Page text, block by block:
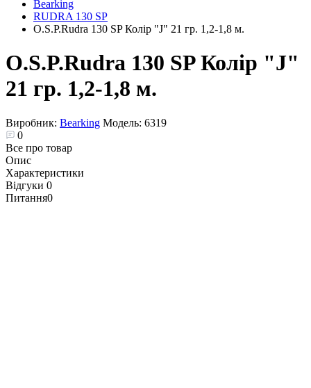
Bearking
RUDRA 130 SP
O.S.P.Rudra 130 SP Колір "J" 21 гр. 1,2-1,8 м.
O.S.P.Rudra 130 SP Колір "J"
21 гр. 1,2-1,8 м.
Виробник: Bearking Модель: 6319
0
Все про товар
Опис
Характеристики
Відгуки 0
Питання0